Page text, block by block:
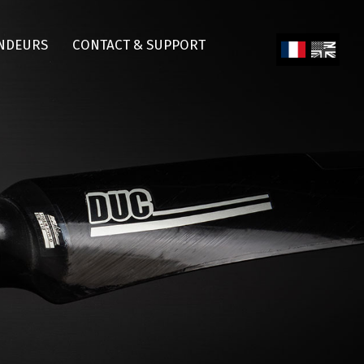
CONTACT & SUPPORT
Engl